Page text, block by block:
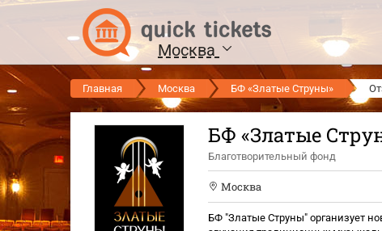
Москва
Главная Москва БФ «Златые Струны»
БФ «Златые
Благотворительный фонд
Москва
БФ "Златые Струны" организует